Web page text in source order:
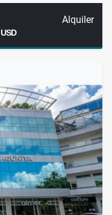
Alquiler
USD